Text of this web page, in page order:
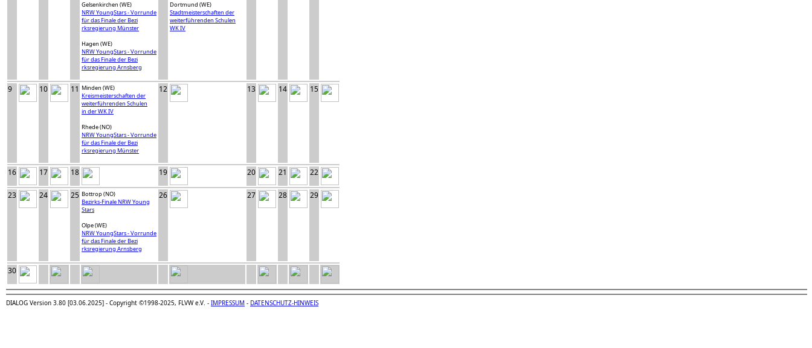
Gelsenkirchen (WE)
NRW YoungStars - Vorrunde
für das Finale der Bezi
rksregierung Münster
Hagen (WE)
NRW YoungStars - Vorrunde
für das Finale der Bezi
rksregierung Arnsberg
Dortmund (WE)
Stadtmeisterschaften der
weiterführenden Schulen
WK IV
9 10 11 Minden (WE)
Kreismeisterschaften der
weiterführenden Schulen
in der WK IV
Rhede (NO)
NRW YoungStars - Vorrunde
für das Finale der Bezi
rksregierung Münster
12 13 14 15
16 17 18 19 20 21 22
23 24 25 Bottrop (NO)
Bezirks-Finale NRW Young
Stars
Olpe (WE)
NRW YoungStars - Vorrunde
für das Finale der Bezi
rksregierung Arnsberg
26 27 28 29
30
DIALOG Version 3.80 [03.06.2025] - Copyright ©1998-2025, FLVW e.V. - IMPRESSUM - DATENSCHUTZ-HINWEIS